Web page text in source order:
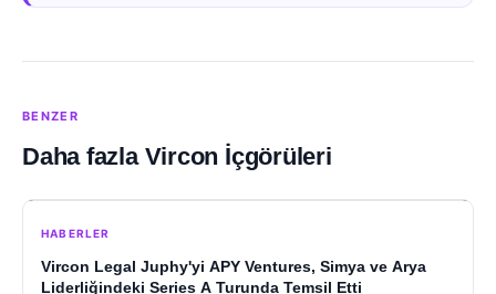
BENZER
Daha fazla Vircon İçgörüleri
HABERLER
Vircon Legal Juphy'yi APY Ventures, Simya ve Arya
Liderliğindeki Series A Turunda Temsil Etti